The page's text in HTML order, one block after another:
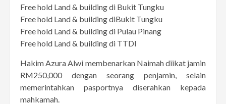
Free hold Land & building di Bukit Tungku
Free hold Land & building diBukit Tungku
Free hold Land & building di Pulau Pinang
Free hold Land & building di TTDI
Hakim Azura Alwi membenarkan Naimah diikat jamin
RM250,000 dengan seorang penjamin, selain
memerintahkan pasportnya diserahkan kepada
mahkamah.